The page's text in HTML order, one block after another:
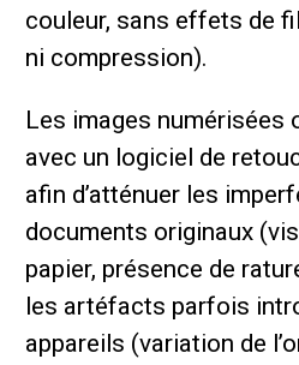
couleur, sans effets de
ni compression).
Les images numérisées
avec un logiciel de
afin d’atténuer les
documents originaux
papier, présence de
les artéfacts parfois
appareils (variation de